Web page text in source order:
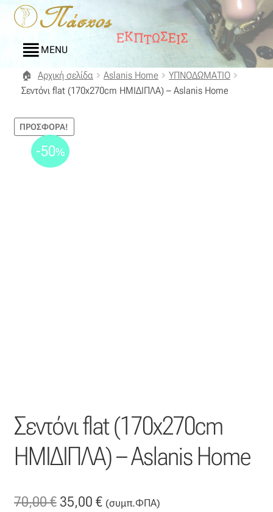
Απευθείας
μετάβαση
στην
πλοήγηση
Μετάβαση
σε
περιεχόμενο
MENU
Αρχική
Compare
Λογαριασμός
Όλα τα υφάσματα
Black-out
Αρχική σελίδα Aslanis Home
ΥΠΝΟΔΩΜΑΤΙΟ
Σεντόνι flat (170x270cm ΗΜΙΔΙΠΛΑ) – Aslanis Home
ΠΡΟΣΦΟΡΆ!
Σεντόνι flat (170x270cm
ΗΜΙΔΙΠΛΑ) – Aslanis Home
70,00€ Original
35,00 €Η(συμπ.ΦΠΑ)
-50%